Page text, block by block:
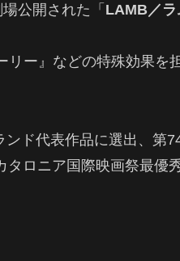
公開された「 LAMB／ラ
リー』などの特殊効果を
ド代表作品に選出、第
タロニア国際映画祭最優